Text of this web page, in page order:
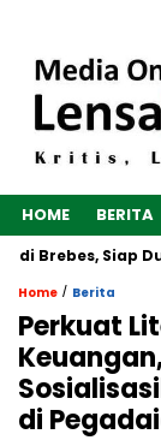
HOME BERITA
Brebes, Siap
Home / Berita
Perkuat
di